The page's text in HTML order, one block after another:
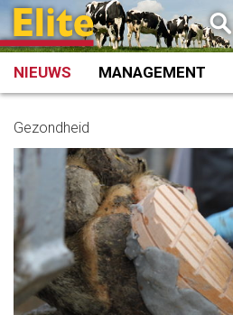
Spring
naar
inhoud
NIEUWS MANAGEMENT
Gezondheid